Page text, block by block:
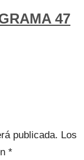
47
publicada. Los
*